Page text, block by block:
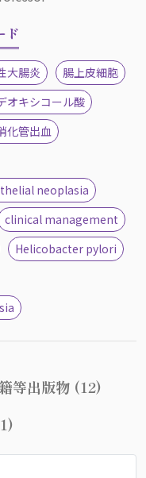
ド
大腸炎
腸上皮細胞
オキシコール酸
化管出血
neoplasia
clinical management
Helicobacter pylori
等出版物 (12)